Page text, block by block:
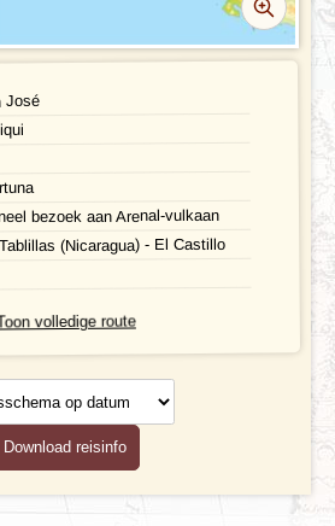
Gezondheid
en geografie
en gidsen
José
bezoek aan Arenal-vulkaan
(Nicaragua) - El Castillo
volledige route
Download reisinfo